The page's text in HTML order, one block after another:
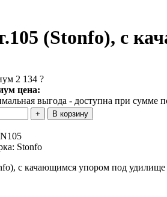
(Stonfo), с
2 134 ?
цена:
выгода - доступна при сумме
Stonfo
с качающимся упором под удилище